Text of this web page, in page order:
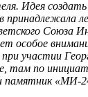
Идея
принадлежала
Союза
особое
участии
там по
памятник «МИ-